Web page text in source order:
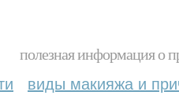
полезная информация о
виды макияжа и